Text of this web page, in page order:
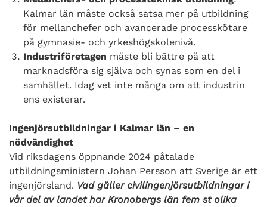
Kalmar län måste också satsa mer på utbildning
för mellanchefer och avancerade processkötare
på gymnasie- och yrkeshögskolenivå.
Industriföretagen måste bli bättre på att
marknadsföra sig själva och synas som en del i
samhället. Idag vet inte många om att industrin
ens existerar.
Ingenjörsutbildningar i Kalmar län – en
nödvändighet
Vid riksdagens öppnande 2024 påtalade
utbildningsministern Johan Persson att Sverige är ett
ingenjörsland. Vad gäller civilingenjörsutbildningar i
vår del av landet har Kronobergs län fem st olika